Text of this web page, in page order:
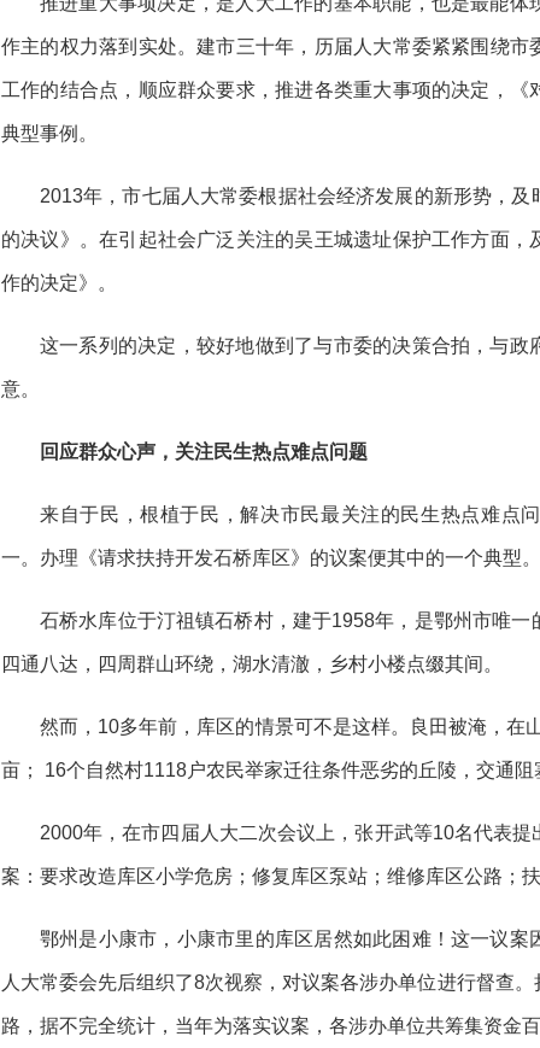
作主的权力落到实处。建市三十年，历届人大常委紧紧围绕
工作的结合点，顺应群众要求，推进各类重大事项的决定，
典型事例。
2013年，市七届人大常委根据社会经济发展的新形势，
的决议》。在引起社会广泛关注的吴王城遗址保护工作方面
作的决定》。
这一系列的决定，较好地做到了与市委的决策合拍，与
意。
回应群众心声，关注民生热点难点问题
来自于民，根植于民，解决市民最关注的民生热点难点
一。办理《请求扶持开发石桥库区》的议案便其中的一个典型。
石桥水库位于汀祖镇石桥村，建于1958年，是鄂州市唯
四通八达，四周群山环绕，湖水清澈，乡村小楼点缀其间。
然而，10多年前，库区的情景可不是这样。良田被淹，在
亩； 16个自然村1118户农民举家迁往条件恶劣的丘陵，交通
2000年，在市四届人大二次会议上，张开武等10名代表
案：要求改造库区小学危房；修复库区泵站；维修库区公路；
鄂州是小康市，小康市里的库区居然如此困难！这一议
人大常委会先后组织了8次视察，对议案各涉办单位进行督查
路，据不完全统计，当年为落实议案，各涉办单位共筹集资金